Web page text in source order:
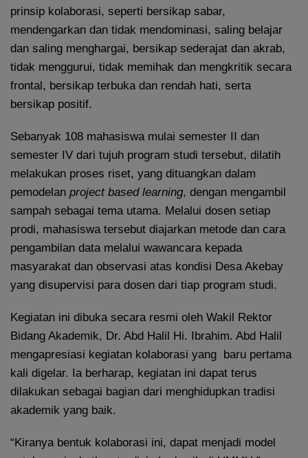
prinsip kolaborasi, seperti bersikap sabar,
mendengarkan dan tidak mendominasi, saling belajar
dan saling menghargai, bersikap sederajat dan akrab,
tidak menggurui, tidak memihak dan mengkritik secara
frontal, bersikap terbuka dan rendah hati, serta
bersikap positif.
Sebanyak 108 mahasiswa mulai semester II dan
semester IV dari tujuh program studi tersebut, dilatih
melakukan proses riset, yang dituangkan dalam
pemodelan project based learning, dengan mengambil
sampah sebagai tema utama. Melalui dosen setiap
prodi, mahasiswa tersebut diajarkan metode dan cara
pengambilan data melalui wawancara kepada
masyarakat dan observasi atas kondisi Desa Akebay
yang disupervisi para dosen dari tiap program studi.
Kegiatan ini dibuka secara resmi oleh Wakil Rektor
Bidang Akademik, Dr. Abd Halil Hi. Ibrahim. Abd Halil
mengapresiasi kegiatan kolaborasi yang baru pertama
kali digelar. Ia berharap, kegiatan ini dapat terus
dilakukan sebagai bagian dari menghidupkan tradisi
akademik yang baik.
“Kiranya bentuk kolaborasi ini, dapat menjadi model